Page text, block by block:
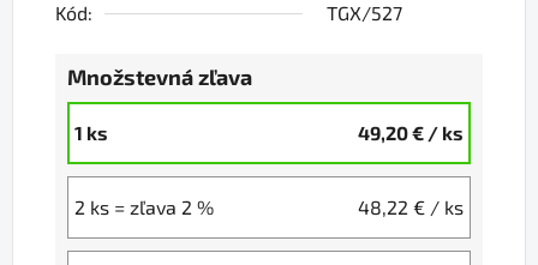
Kód:
TGX/527
Množstevná zľava
1 ks 49,20 € / ks
2 ks = zľava 2 % 48,22 € / ks